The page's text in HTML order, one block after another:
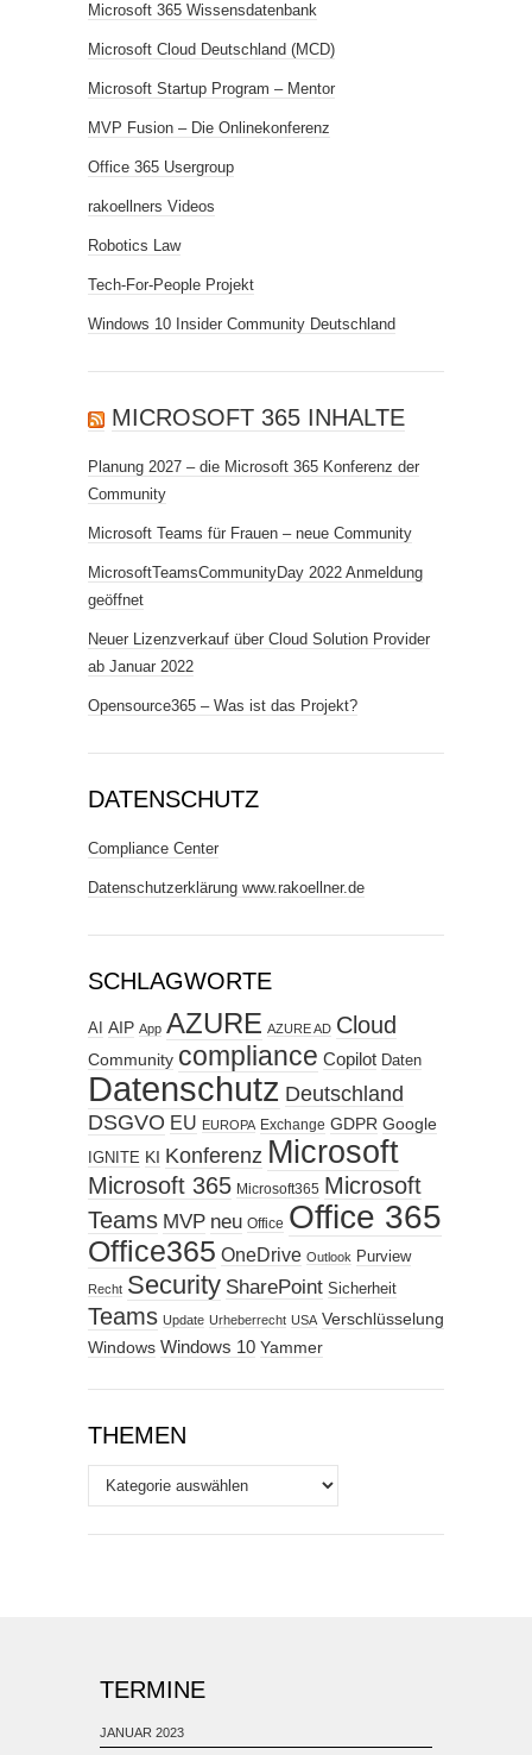
Microsoft 365 Wissensdatenbank
Microsoft Cloud Deutschland (MCD)
Microsoft Startup Program – Mentor
MVP Fusion – Die Onlinekonferenz
Office 365 Usergroup
rakoellners Videos
Robotics Law
Tech-For-People Projekt
Windows 10 Insider Community Deutschland
MICROSOFT 365 INHALTE
Planung 2027 – die Microsoft 365 Konferenz der
Community
Microsoft Teams für Frauen – neue Community
MicrosoftTeamsCommunityDay 2022 Anmeldung
geöffnet
Neuer Lizenzverkauf über Cloud Solution Provider
ab Januar 2022
Opensource365 – Was ist das Projekt?
DATENSCHUTZ
Compliance Center
Datenschutzerklärung www.rakoellner.de
SCHLAGWORTE
AI AIP App AZURE AZURE AD Cloud
Community compliance Copilot Daten
Datenschutz Deutschland
DSGVO EU EUROPA Exchange GDPR Google
IGNITE KI Konferenz Microsoft
Microsoft 365 Microsoft365 Microsoft
Teams MVP neu Office Office 365
Office365 OneDrive Outlook Purview
Recht Security SharePoint Sicherheit
Teams Update Urheberrecht USA Verschlüsselung
Windows Windows 10 Yammer
THEMEN
Themen
TERMINE
JANUAR 2023